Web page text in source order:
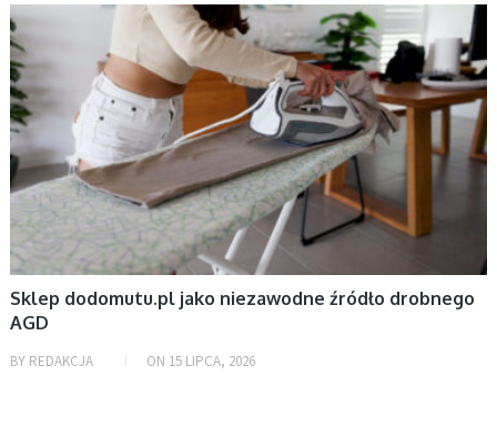
DOM
Sklep dodomutu.pl jako niezawodne źródło drobnego
AGD
BY REDAKCJA ON 15 LIPCA, 2026